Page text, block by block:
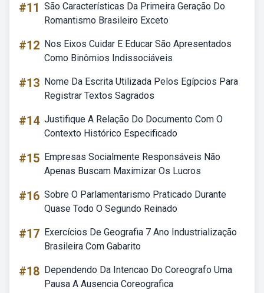
#11 São Características Da Primeira Geração Do
Romantismo Brasileiro Exceto
#12 Nos Eixos Cuidar E Educar São Apresentados
Como Binômios Indissociáveis
#13 Nome Da Escrita Utilizada Pelos Egípcios Para
Registrar Textos Sagrados
#14 Justifique A Relação Do Documento Com O
Contexto Histórico Especificado
#15 Empresas Socialmente Responsáveis Não
Apenas Buscam Maximizar Os Lucros
#16 Sobre O Parlamentarismo Praticado Durante
Quase Todo O Segundo Reinado
#17 Exercícios De Geografia 7 Ano Industrialização
Brasileira Com Gabarito
#18 Dependendo Da Intencao Do Coreografo Uma
Pausa A Ausencia Coreografica